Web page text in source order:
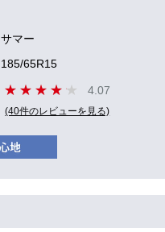
サマー
185/65R15
4.07
(40件のレビューを見る)